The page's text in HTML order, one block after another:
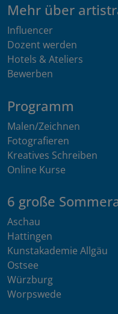
Mehr über
Influencer
Dozent werden
Hotels & Ateliers
Bewerben
Programm
Malen/Zeichnen
Fotografieren
Kreatives Schreiben
Online Kurse
6 große
Aschau
Hattingen
Kunstakademie Allgäu
Ostsee
Würzburg
Worpswede